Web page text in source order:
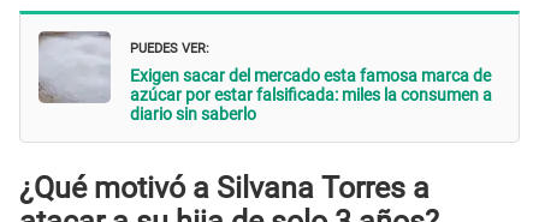
PUEDES VER:
Exigen sacar del mercado esta famosa marca de
azúcar por estar falsificada: miles la consumen a
diario sin saberlo
¿Qué motivó a Silvana Torres a